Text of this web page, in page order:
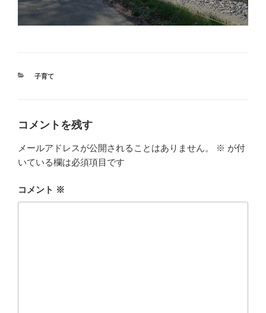
カ
ー
子育て
コメントを残す
メールアドレスが公開されることはありません。 ※ が付
いている欄は必須項目です
コメント ※